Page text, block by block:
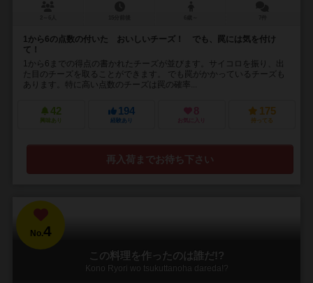
1から6の点数の付いた おいしいチーズ！ でも、罠には気を付け
て！
1から6までの得点の書かれたチーズが並びます。サイコロを振り、出
た目のチーズを取ることができます。 でも罠がかかっているチーズも
あります。特に高い点数のチーズは罠の確率...
42
興味あり
194
経験あり
8
お気に入り
175
持ってる
再入荷までお待ち下さい
No.4
この料理を作ったのは誰だ!?
Kono Ryori wo tsukuttanoha dareda!?